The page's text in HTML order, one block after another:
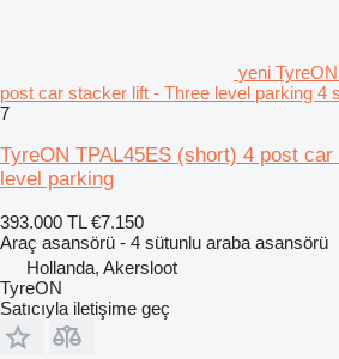
yeni
post car stacker lift - Three level parking 4
7
TyreON TPAL45ES (short) 4 post
level parking
393.000 TL €7.150
Araç asansörü - 4 sütunlu araba asansörü
Hollanda, Akersloot
TyreON
Satıcıyla iletişime geç